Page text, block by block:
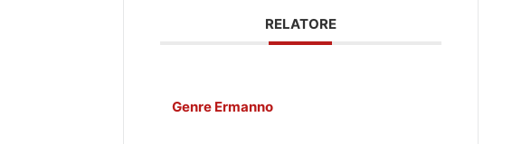
RELATORE
Genre Ermanno